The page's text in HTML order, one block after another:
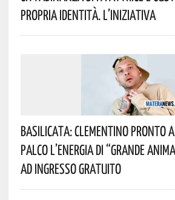
Propria Identità. L’iniziativa
Basilicata: Clementino Pronto
Palco L’energia Di “Grande
Ad Ingresso Gratuito